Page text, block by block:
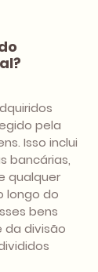
pela
Isso inclui
bancárias,
qualquer
longo do
bens
da divisão